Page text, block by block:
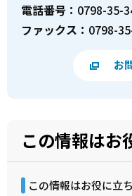
電話番号： 0798-35-
ファックス： 0798-
お
この情報はお
この情報はお役に立